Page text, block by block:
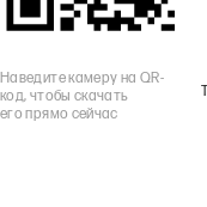
Наведите камеру на QR-
код, чтобы скачать
его прямо сейчас